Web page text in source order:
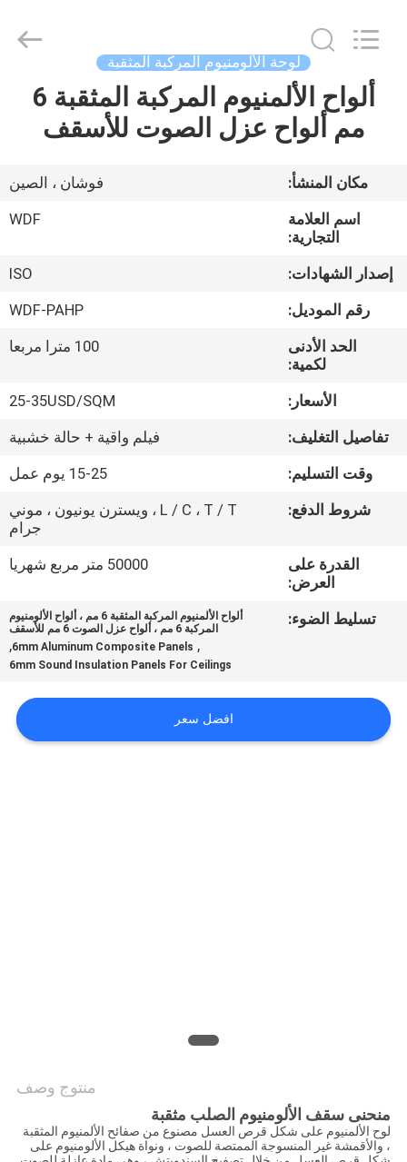
منزل،
منتجات
معلومات
عنا
جولة
المعمل
مراقبة
الجودة
أخبار
خريطة
Foshan
Composite
Developed
لوحة الألومنيوم المركبة المثقبة
ألواح الألمنيوم المركبة المثقبة 6
مم ألواح عزل الصوت للأسقف
مكان المنشأ:
فوشان ، الصين
اسم العلامة
التجارية:
WDF
إصدار الشهادات:
ISO
رقم الموديل:
WDF-PAHP
الحد الأدنى
لكمية:
100 مترا مربعا
الأسعار:
25-35USD/SQM
تفاصيل التغليف:
فيلم واقية + حالة خشبية
وقت التسليم:
15-25 يوم عمل
شروط الدفع:
L / C ، T / T ، ويسترن يونيون ، موني
جرام
القدرة على
العرض:
50000 متر مربع شهريا
تسليط الضوء:
ألواح الألمنيوم المركبة المثقبة 6 مم ، ألواح الألومنيوم
المركبة 6 مم ، ألواح عزل الصوت 6 مم للأسقف
,
6mm Aluminum Composite Panels
,
6mm Sound Insulation Panels For Ceilings
افضل سعر
منتوج وصف
منحنى سقف الألومنيوم الصلب مثقبة
لوح الألمنيوم على شكل قرص العسل مصنوع من صفائح الألمنيوم المثقبة
، والأقمشة غير المنسوجة الممتصة للصوت ، ونواة هيكل الألومنيوم على